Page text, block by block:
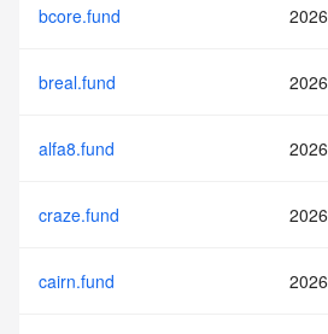
bcore.fund
breal.fund
alfa8.fund
craze.fund
cairn.fund